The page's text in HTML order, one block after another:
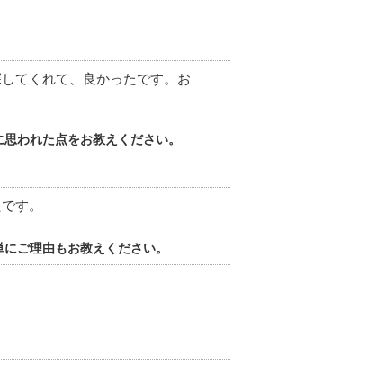
てくれて、良かったです。お
われた点をお教えください。
す。
ご理由もお教えください。